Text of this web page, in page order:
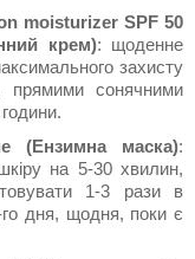
moisturizer SPF 50
крем): щоденне
захисту
прямими сонячними
(Ензимна маска):
на 5-30 хвилин,
1-3 рази в
го дня, щодня, поки є